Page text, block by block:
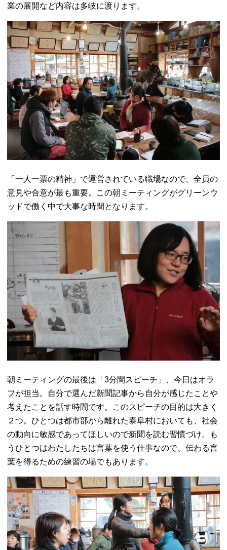
業の展開など内容は多岐に渡ります。
「一人一票の精神」で運営されている職場なので、全員の
意見や合意が最も重要。この朝ミーティングがグリーンウ
ッドで働く中で大事な時間となります。
朝ミーティングの最後は「3分間スピーチ」、今日はオラ
フが担当。自分で選んだ新聞記事から自分が感じたことや
考えたことを話す時間です。このスピーチの目的は大きく
２つ。ひとつは都市部から離れた泰阜村においても、社会
の動向に敏感であってほしいので新聞を読む習慣づけ。も
うひとつはわたしたちは言葉を使う仕事なので、伝わる言
葉を得るための練習の場でもあります。